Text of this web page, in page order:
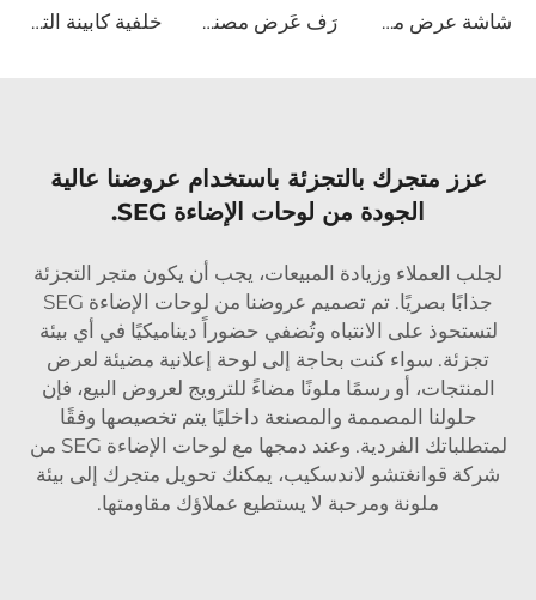
شاشة عرض من الورق المقوى بتصميم مخصص رَف عَرض مصنوع من لوحة الرغوة PVC خلفية كابينة التصوير 360
عزز متجرك بالتجزئة باستخدام عروضنا عالية
الجودة من لوحات الإضاءة SEG.
لجلب العملاء وزيادة المبيعات، يجب أن يكون متجر التجزئة
جذابًا بصريًا. تم تصميم عروضنا من لوحات الإضاءة SEG
لتستحوذ على الانتباه وتُضفي حضوراً ديناميكيًا في أي بيئة
تجزئة. سواء كنت بحاجة إلى لوحة إعلانية مضيئة لعرض
المنتجات، أو رسمًا ملونًا مضاءً للترويج لعروض البيع، فإن
حلولنا المصممة والمصنعة داخليًا يتم تخصيصها وفقًا
لمتطلباتك الفردية. وعند دمجها مع لوحات الإضاءة SEG من
شركة قوانغتشو لاندسكيب، يمكنك تحويل متجرك إلى بيئة
ملونة ومرحبة لا يستطيع عملاؤك مقاومتها.